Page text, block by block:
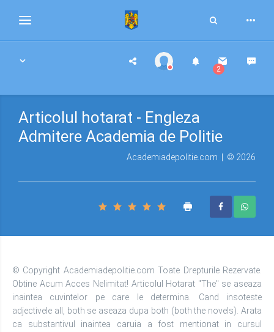
Toggle
navigation
Toggle
2
Articolul hotarat - Engleza
Admitere Academia de Politie
Academiadepolitie.com | © 2026
© Copyright Academiadepolitie.com Toate Drepturile Rezervate.
Obtine Acum Acces Nelimitat! Articolul Hotarat "The" se aseaza
inaintea cuvintelor pe care le determina. Cand insoteste
adjectivele all, both se aseaza dupa both (both the novels). Arata
ca substantivul inaintea caruia a fost mentionat in cursul